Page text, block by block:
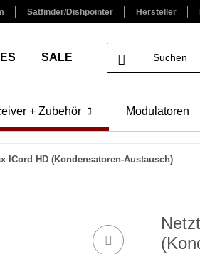
Satfinder/Dishpointer Hersteller
SALE
+ Zubehör Modulatoren
ICord HD (Kondensatoren-Austausch)